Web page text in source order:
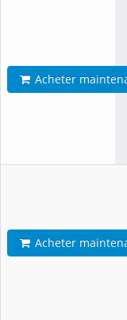
Acheter
Acheter